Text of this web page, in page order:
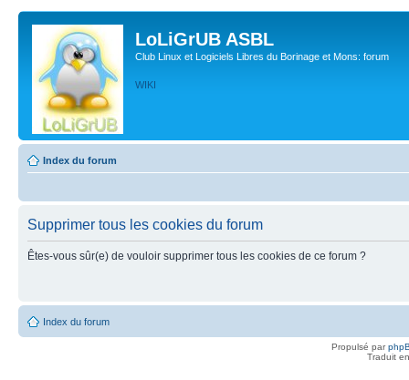
LoLiGrUB ASBL
Club Linux et Logiciels Libres du Borinage et Mons: forum
WIKI
Index du forum
Supprimer tous les cookies du forum
Êtes-vous sûr(e) de vouloir supprimer tous les cookies de ce forum ?
Index du forum
Propulsé par
Traduit